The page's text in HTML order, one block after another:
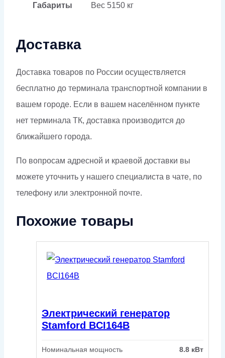
Габариты Вес 5150 кг
Доставка
Доставка товаров по России осуществляется
бесплатно до терминала транспортной компании в
вашем городе. Если в вашем населённом пункте
нет терминала ТК, доставка производится до
ближайшего города.
По вопросам адресной и краевой доставки вы
можете уточнить у нашего специалиста в чате, по
телефону или электронной почте.
Похожие товары
Электрический генератор
Stamford BCI164B
Номинальная мощность 8.8 кВт